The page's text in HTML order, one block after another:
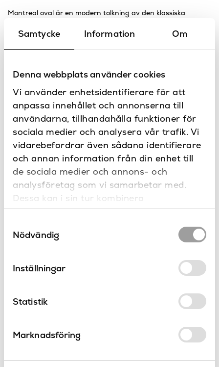
Samtycke Information Om
Denna webbplats använder cookies
Vi använder enhetsidentifierare för att
anpassa innehållet och annonserna till
användarna, tillhandahålla funktioner för
sociala medier och analysera vår trafik. Vi
vidarebefordrar även sådana identifierare
och annan information från din enhet till
de sociala medier och annons- och
analysföretag som vi samarbetar med.
Dessa kan i sin tur kombinera
informationen med annan information som
samlat in när du har använt deras tjänster.
Nödvändig
Inställningar
Statistik
Marknadsföring
Montreal oval är en modern tolkning av den klassiska
Lampan är en perfekt kombination av en industriell stil som
Specifikationer
Bredd (mm) 125
Dimbar
Djup (mm) 90
Färg
textur
Höjd (mm) 275
Material
Produkttyp
Varumärke
Dokument
Ritning
Montering
Kontakta oss
Har du frågor eller vill du göra en
specialbeställning?
Produkter
från Astro